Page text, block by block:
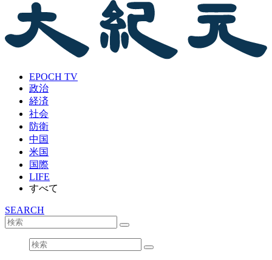
EPOCH TV
政治
経済
社会
防衛
中国
米国
国際
LIFE
すべて
SEARCH